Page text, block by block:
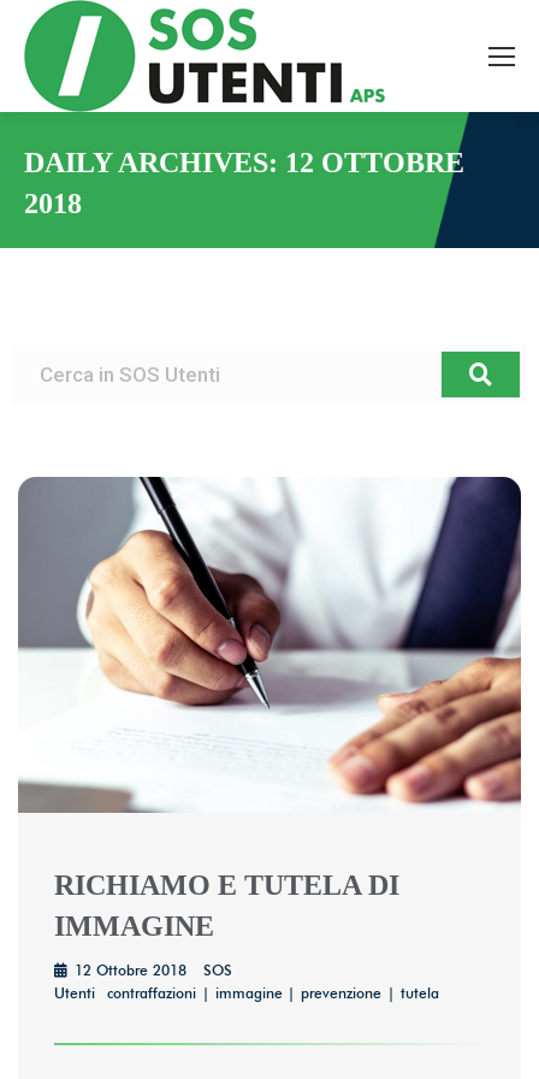
DAILY ARCHIVES: 12 OTTOBRE
2018
RICHIAMO E TUTELA DI
IMMAGINE
12 Ottobre 2018
SOS
Utenti
contraffazioni immagine prevenzione tutela